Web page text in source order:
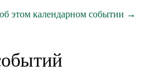
этом календарном событии →